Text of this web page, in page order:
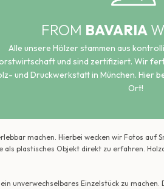
FROM BAVARIA
Alle unsere Hölzer stammen aus
und sind zertifiziert. Wir
und Druckwerkstatt in München. Hier
Ort!
machen. Hierbei wecken wir Fotos auf
plastisches Objekt direkt zu erfahren.
unverwechselbares Einzelstück zu machen.